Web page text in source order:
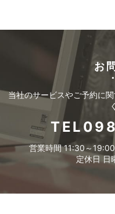
2026 07/31
今日の昼飯～♪
2026 07/30
今日の昼飯～♪
今日の昼飯～♪
2026 07/28
お
当社のサービスやご予約に
営業時間 11:30～
定休日 日